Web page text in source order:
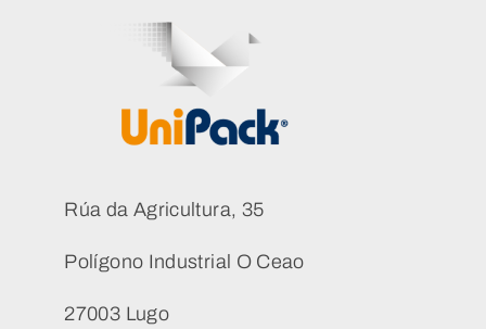
Rúa da Agricultura, 35
Polígono Industrial O Ceao
27003 Lugo